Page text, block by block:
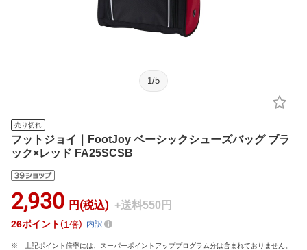
1 /5
売り切れ
フットジョイ｜FootJoy ベーシックシューズバッグ ブラ
ック×レッド FA25SCSB
2,930 円(税込) +送料550円
26ポイント 1倍 内訳
上記ポイント倍率には、スーパーポイントアッププログラム分は含まれておりません。